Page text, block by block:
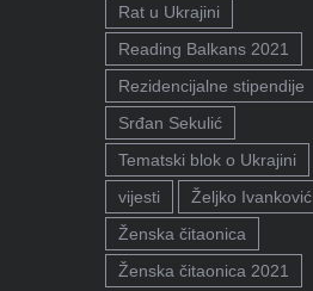
Rat u Ukrajini
Reading Balkans 2021
Rezidencijalne stipendije
Srđan Sekulić
Tematski blok o Ukrajini
vijesti
Željko Ivanković
Ženska čitaonica
Ženska čitaonica 2021